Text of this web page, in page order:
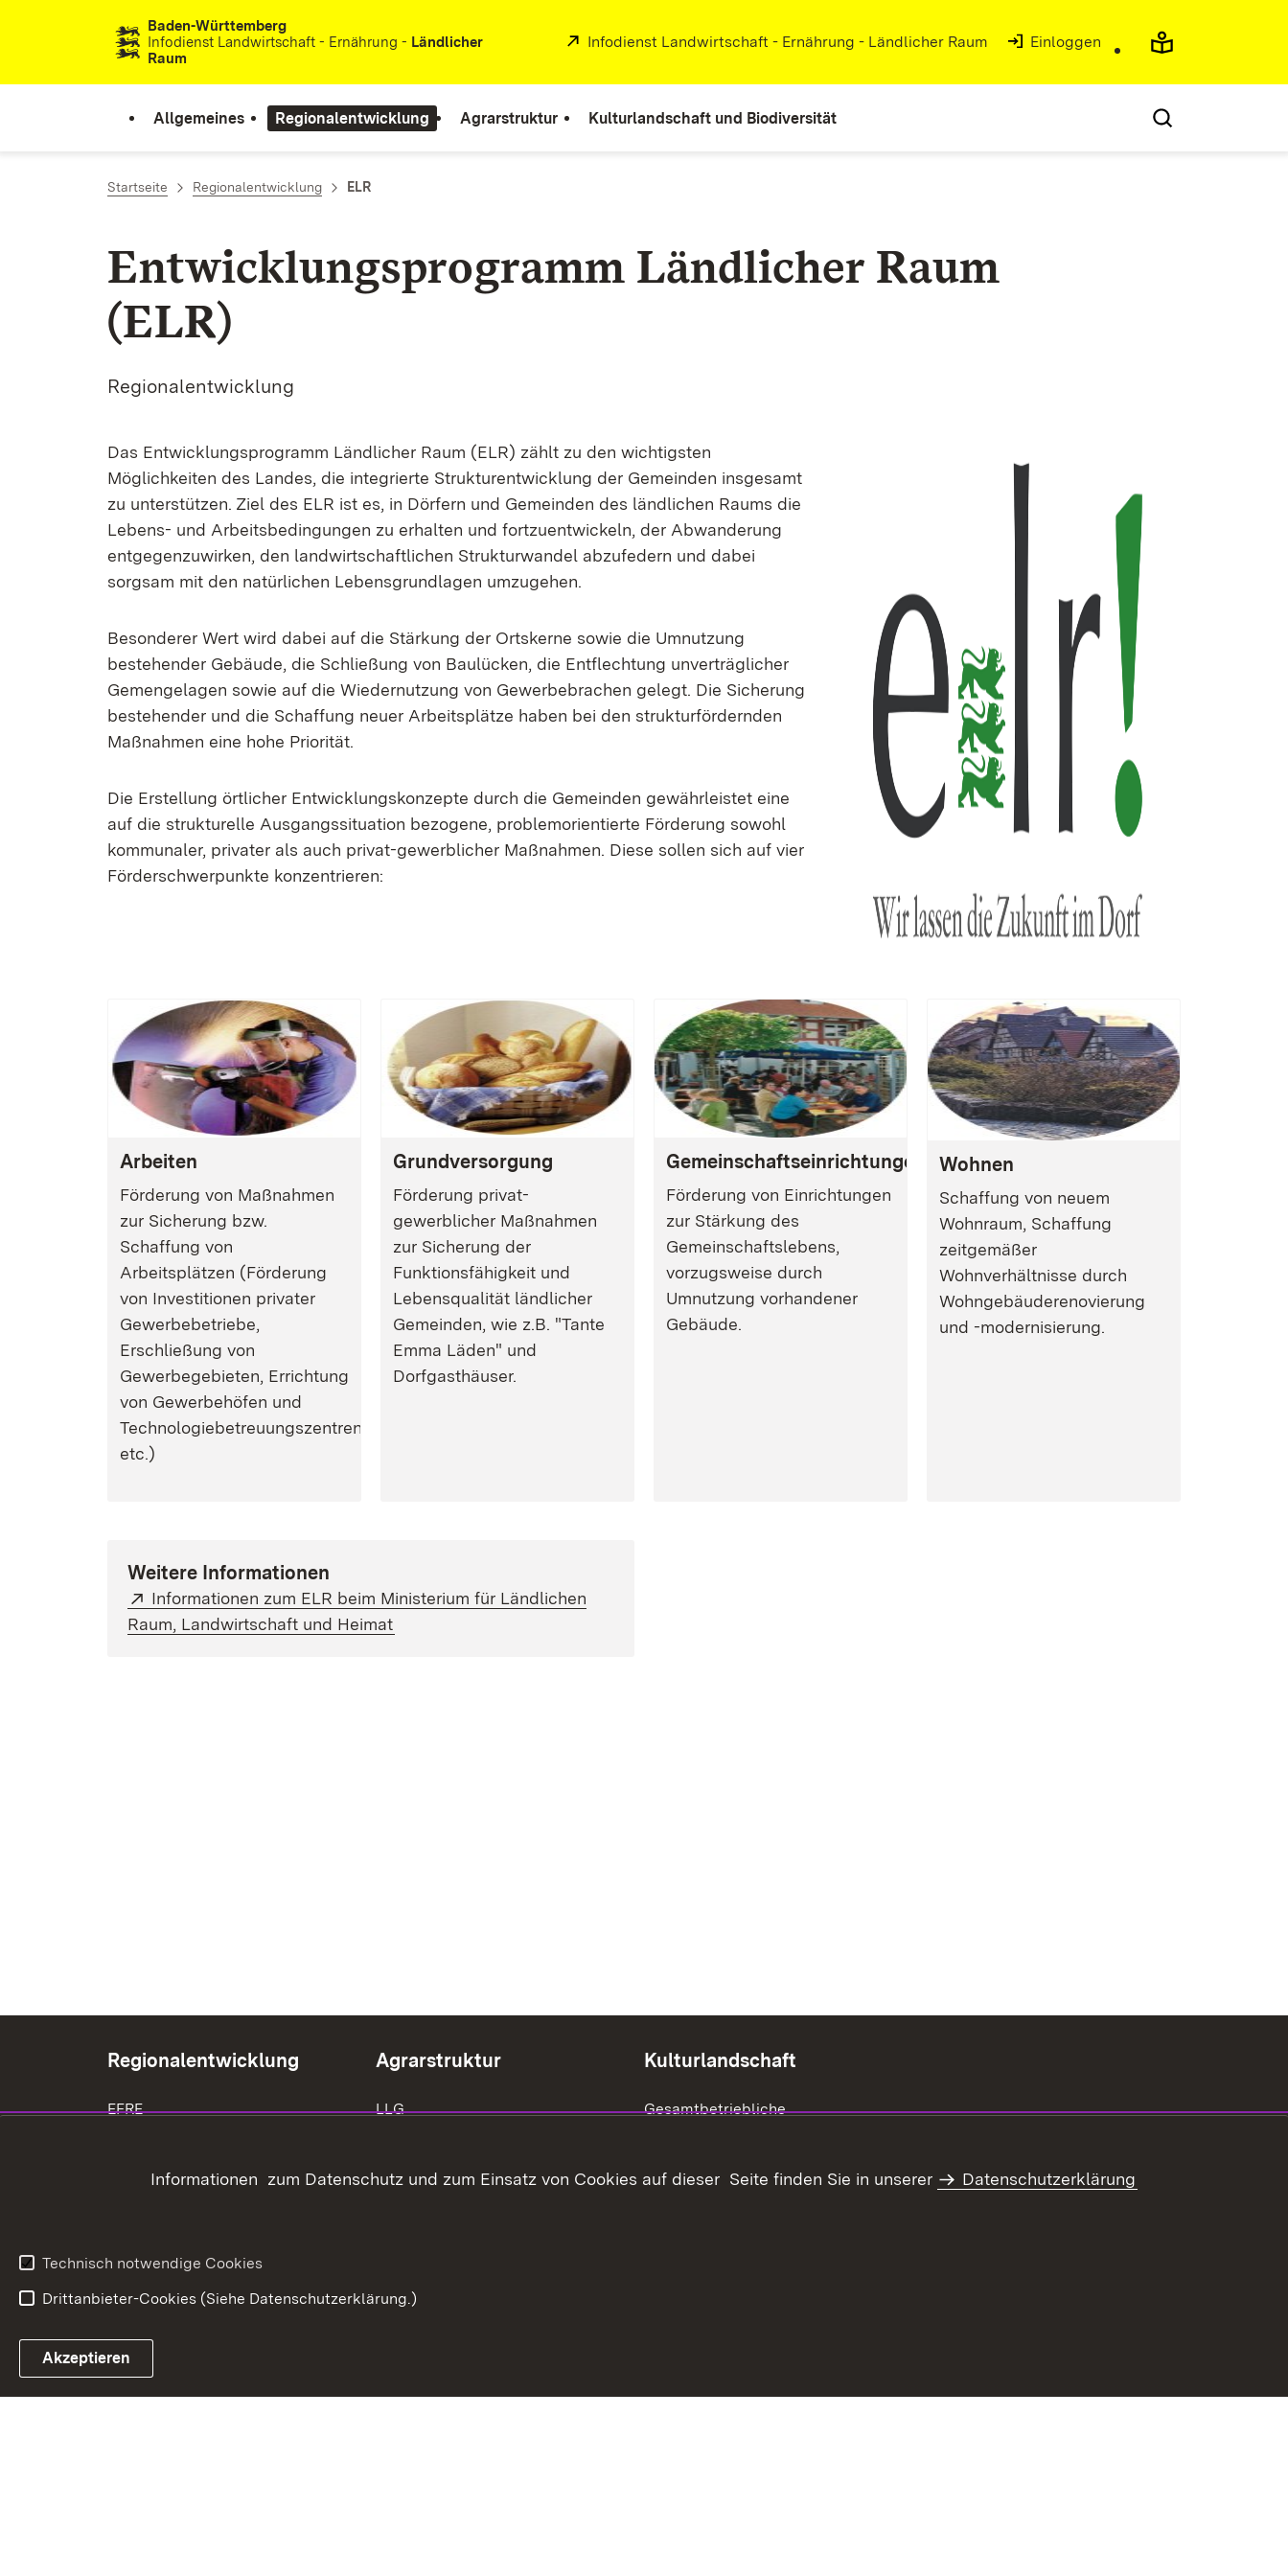
Zum Inhalt springenBaden-Württemberg
Infodienst Landwirtschaft - Ernährung - Ländlicher
Raum
Extern:
Infodienst Landwirtschaft - Ernährung - Ländlicher Raum (Öffnet in neuem Fenster)
Einloggen
Allgemeines Regionalentwicklung Agrarstruktur Kulturlandschaft und Biodiversität
Startseite Regionalentwicklung ELR
Entwicklungsprogramm Ländlicher Raum
(ELR)
Regionalentwicklung
Das Entwicklungsprogramm Ländlicher Raum (ELR) zählt zu den wichtigsten
Möglichkeiten des Landes, die integrierte Strukturentwicklung der Gemeinden insgesamt
zu unterstützen. Ziel des ELR ist es, in Dörfern und Gemeinden des ländlichen Raums die
Lebens- und Arbeitsbedingungen zu erhalten und fortzuentwickeln, der Abwanderung
entgegenzuwirken, den landwirtschaftlichen Strukturwandel abzufedern und dabei
sorgsam mit den natürlichen Lebensgrundlagen umzugehen.
Besonderer Wert wird dabei auf die Stärkung der Ortskerne sowie die Umnutzung
bestehender Gebäude, die Schließung von Baulücken, die Entflechtung unverträglicher
Gemengelagen sowie auf die Wiedernutzung von Gewerbebrachen gelegt. Die Sicherung
bestehender und die Schaffung neuer Arbeitsplätze haben bei den strukturfördernden
Maßnahmen eine hohe Priorität.
Die Erstellung örtlicher Entwicklungskonzepte durch die Gemeinden gewährleistet eine
auf die strukturelle Ausgangssituation bezogene, problemorientierte Förderung sowohl
kommunaler, privater als auch privat-gewerblicher Maßnahmen. Diese sollen sich auf vier
Förderschwerpunkte konzentrieren:
Arbeiten
Förderung von Maßnahmen
zur Sicherung bzw.
Schaffung von
Arbeitsplätzen (Förderung
von Investitionen privater
Gewerbebetriebe,
Erschließung von
Gewerbegebieten, Errichtung
von Gewerbehöfen und
Technologiebetreuungszentren
etc.)
Grundversorgung
Förderung privat-
gewerblicher Maßnahmen
zur Sicherung der
Funktionsfähigkeit und
Lebensqualität ländlicher
Gemeinden, wie z.B. "Tante
Emma Läden" und
Dorfgasthäuser.
Gemeinschaftseinrichtungen
Förderung von Einrichtungen
zur Stärkung des
Gemeinschaftslebens,
vorzugsweise durch
Umnutzung vorhandener
Gebäude.
Wohnen
Schaffung von neuem
Wohnraum, Schaffung
zeitgemäßer
Wohnverhältnisse durch
Wohngebäuderenovierung
und -modernisierung.
Weitere Informationen
Extern:
Informationen zum ELR beim Ministerium für Ländlichen
Raum, Landwirtschaft und Heimat
Regionalentwicklung
EFRE
Agrarstruktur
LLG
Bauen im Außenbereich
Kulturlandschaft
Gesamtbetriebliche
Offenhaltung der Landschaft
Informationen zum Datenschutz und zum Einsatz von Cookies auf dieser Seite finden Sie in unserer Datenschutzerklärung
Technisch notwendige Cookies
Drittanbieter-Cookies (Siehe Datenschutzerklärung.)
Akzeptieren